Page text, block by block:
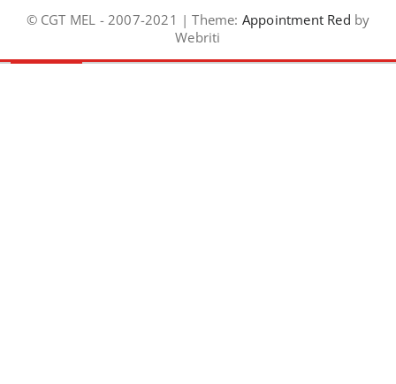
© CGT MEL - 2007-2021 | Theme: Appointment Red by
Webriti